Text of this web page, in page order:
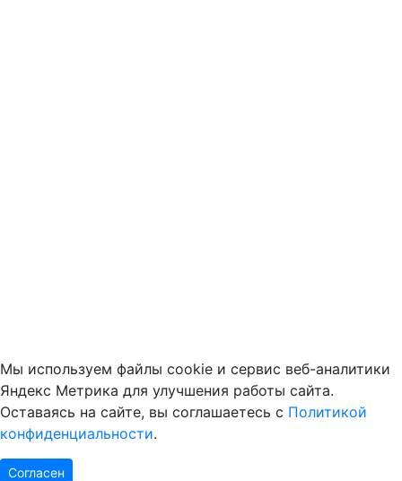
Мы используем файлы cookie и сервис веб-аналитики
Яндекс Метрика для улучшения работы сайта.
Оставаясь на сайте, вы соглашаетесь с Политикой
конфиденциальности.
Согласен